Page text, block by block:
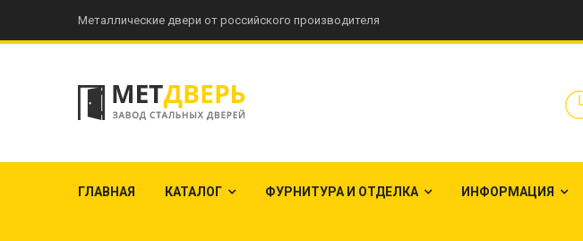
Металлические двери от российского производителя
ГЛАВНАЯ КАТАЛОГ ФУРНИТУРА И ОТДЕЛКА ИНФОРМАЦИЯ